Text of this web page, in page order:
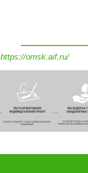
https://omsk.aif.ru/